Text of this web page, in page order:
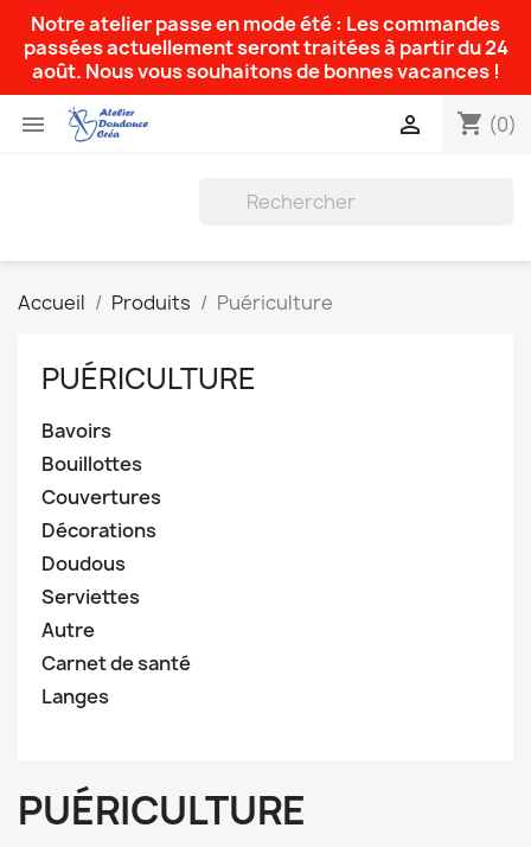
Notre atelier passe en mode été : Les commandes
passées actuellement seront traitées à partir du 24
août. Nous vous souhaitons de bonnes vacances !
 shopping_cart (0)

Accueil Produits Puériculture
PUÉRICULTURE
Bavoirs
Bouillottes
Couvertures
Décorations
Doudous
Serviettes
Autre
Carnet de santé
Langes
PUÉRICULTURE